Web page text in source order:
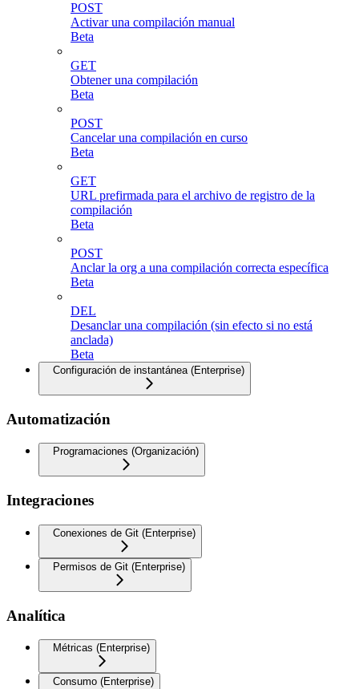
POST
Activar una compilación manual
Beta
GET
Obtener una compilación
Beta
POST
Cancelar una compilación en curso
Beta
GET
URL prefirmada para el archivo de registro de la
compilación
Beta
POST
Anclar la org a una compilación correcta específica
Beta
DEL
Desanclar una compilación (sin efecto si no está
anclada)
Beta
Configuración de instantánea (Enterprise)
Automatización
Programaciones (Organización)
Integraciones
Conexiones de Git (Enterprise)
Permisos de Git (Enterprise)
Analítica
Métricas (Enterprise)
Consumo (Enterprise)